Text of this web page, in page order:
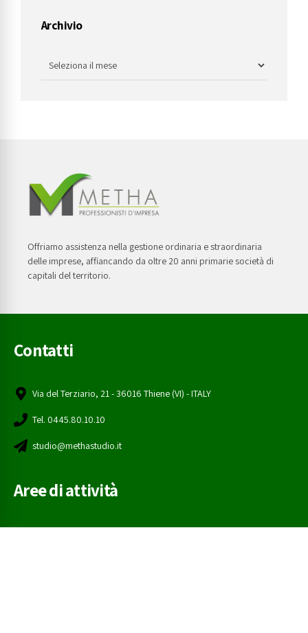
Archivio
Offriamo assistenza nella gestione ordinaria e straordinaria
delle imprese, affiancando da oltre 20 anni primarie società di
capitali del territorio.
Contatti
Via del Terziario, 21 - 36016 Thiene (VI) - ITALY
Tel. 0445.80.10.10
studio@methastudio.it
Aree di attività